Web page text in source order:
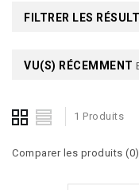
FILTRER LES
VU(S) RÉCEMMENT
1 Produits
Comparer les produits (0)